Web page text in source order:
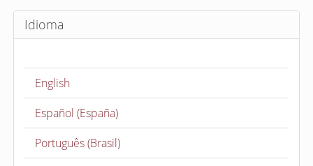
i
aIdioma
English
Español (España)
Português (Brasil)